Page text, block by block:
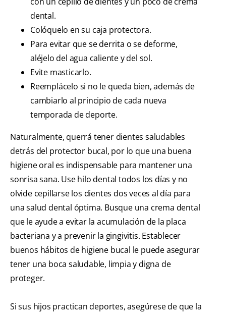
dental.
Colóquelo en su caja protectora.
Para evitar que se derrita o se deforme,
aléjelo del agua caliente y del sol.
Evite masticarlo.
Reemplácelo si no le queda bien, además de
cambiarlo al principio de cada nueva
temporada de deporte.
Naturalmente, querrá tener dientes saludables
detrás del protector bucal, por lo que una buena
higiene oral es indispensable para mantener una
sonrisa sana. Use hilo dental todos los días y no
olvide cepillarse los dientes dos veces al día para
una salud dental óptima. Busque una crema dental
que le ayude a evitar la acumulación de la placa
bacteriana y a prevenir la gingivitis. Establecer
buenos hábitos de higiene bucal le puede asegurar
tener una boca saludable, limpia y digna de
proteger.
Si sus hijos practican deportes, asegúrese de que la